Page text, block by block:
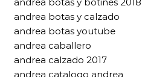
andrea botas y calzado
andrea botas youtube
andrea caballero
andrea calzado 2017
andrea catalogo andrea